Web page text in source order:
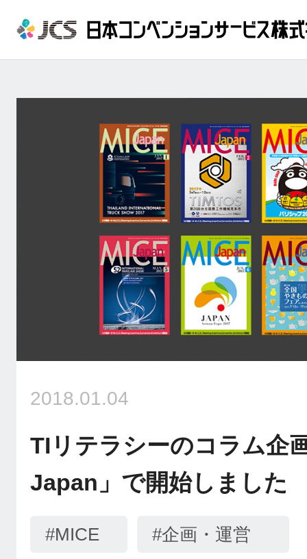
2018.01.04
TIリテラシーのコラム企
Japan」で開始しました
#MICE #企画・運営